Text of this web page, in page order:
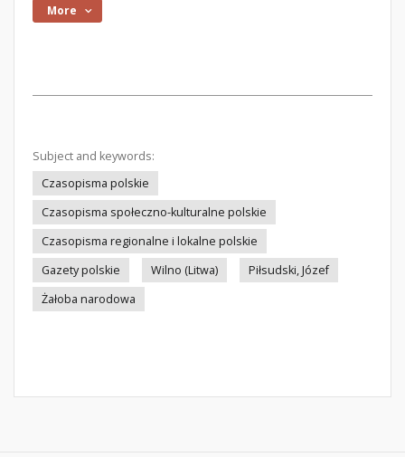
More
Subject and keywords:
Czasopisma polskie
Czasopisma społeczno-kulturalne polskie
Czasopisma regionalne i lokalne polskie
Gazety polskie
Wilno (Litwa)
Piłsudski, Józef
Żałoba narodowa